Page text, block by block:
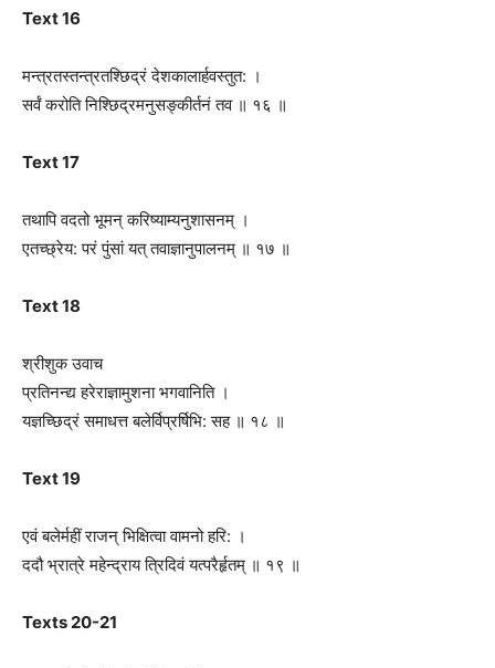
Text 16
मन्त्रतस्तन्त्रतश्छिद्रं देशकालार्हवस्तुत: ।
सर्वं करोति निश्छिद्रमनुसङ्कीर्तनं तव ॥ १६ ॥
Text 17
तथापि वदतो भूमन् करिष्याम्यनुशासनम् ।
एतच्छ्रेय: परं पुंसां यत् तवाज्ञानुपालनम् ॥ १७ ॥
Text 18
श्रीशुक उवाच
प्रतिनन्द्य हरेराज्ञामुशना भगवानिति ।
यज्ञच्छिद्रं समाधत्त बलेर्विप्रर्षिभि: सह ॥ १८ ॥
Text 19
एवं बलेर्महीं राजन् भिक्षित्वा वामनो हरि: ।
ददौ भ्रात्रे महेन्द्राय त्रिदिवं यत्परैर्हृतम् ॥ १९ ॥
Texts 20-21